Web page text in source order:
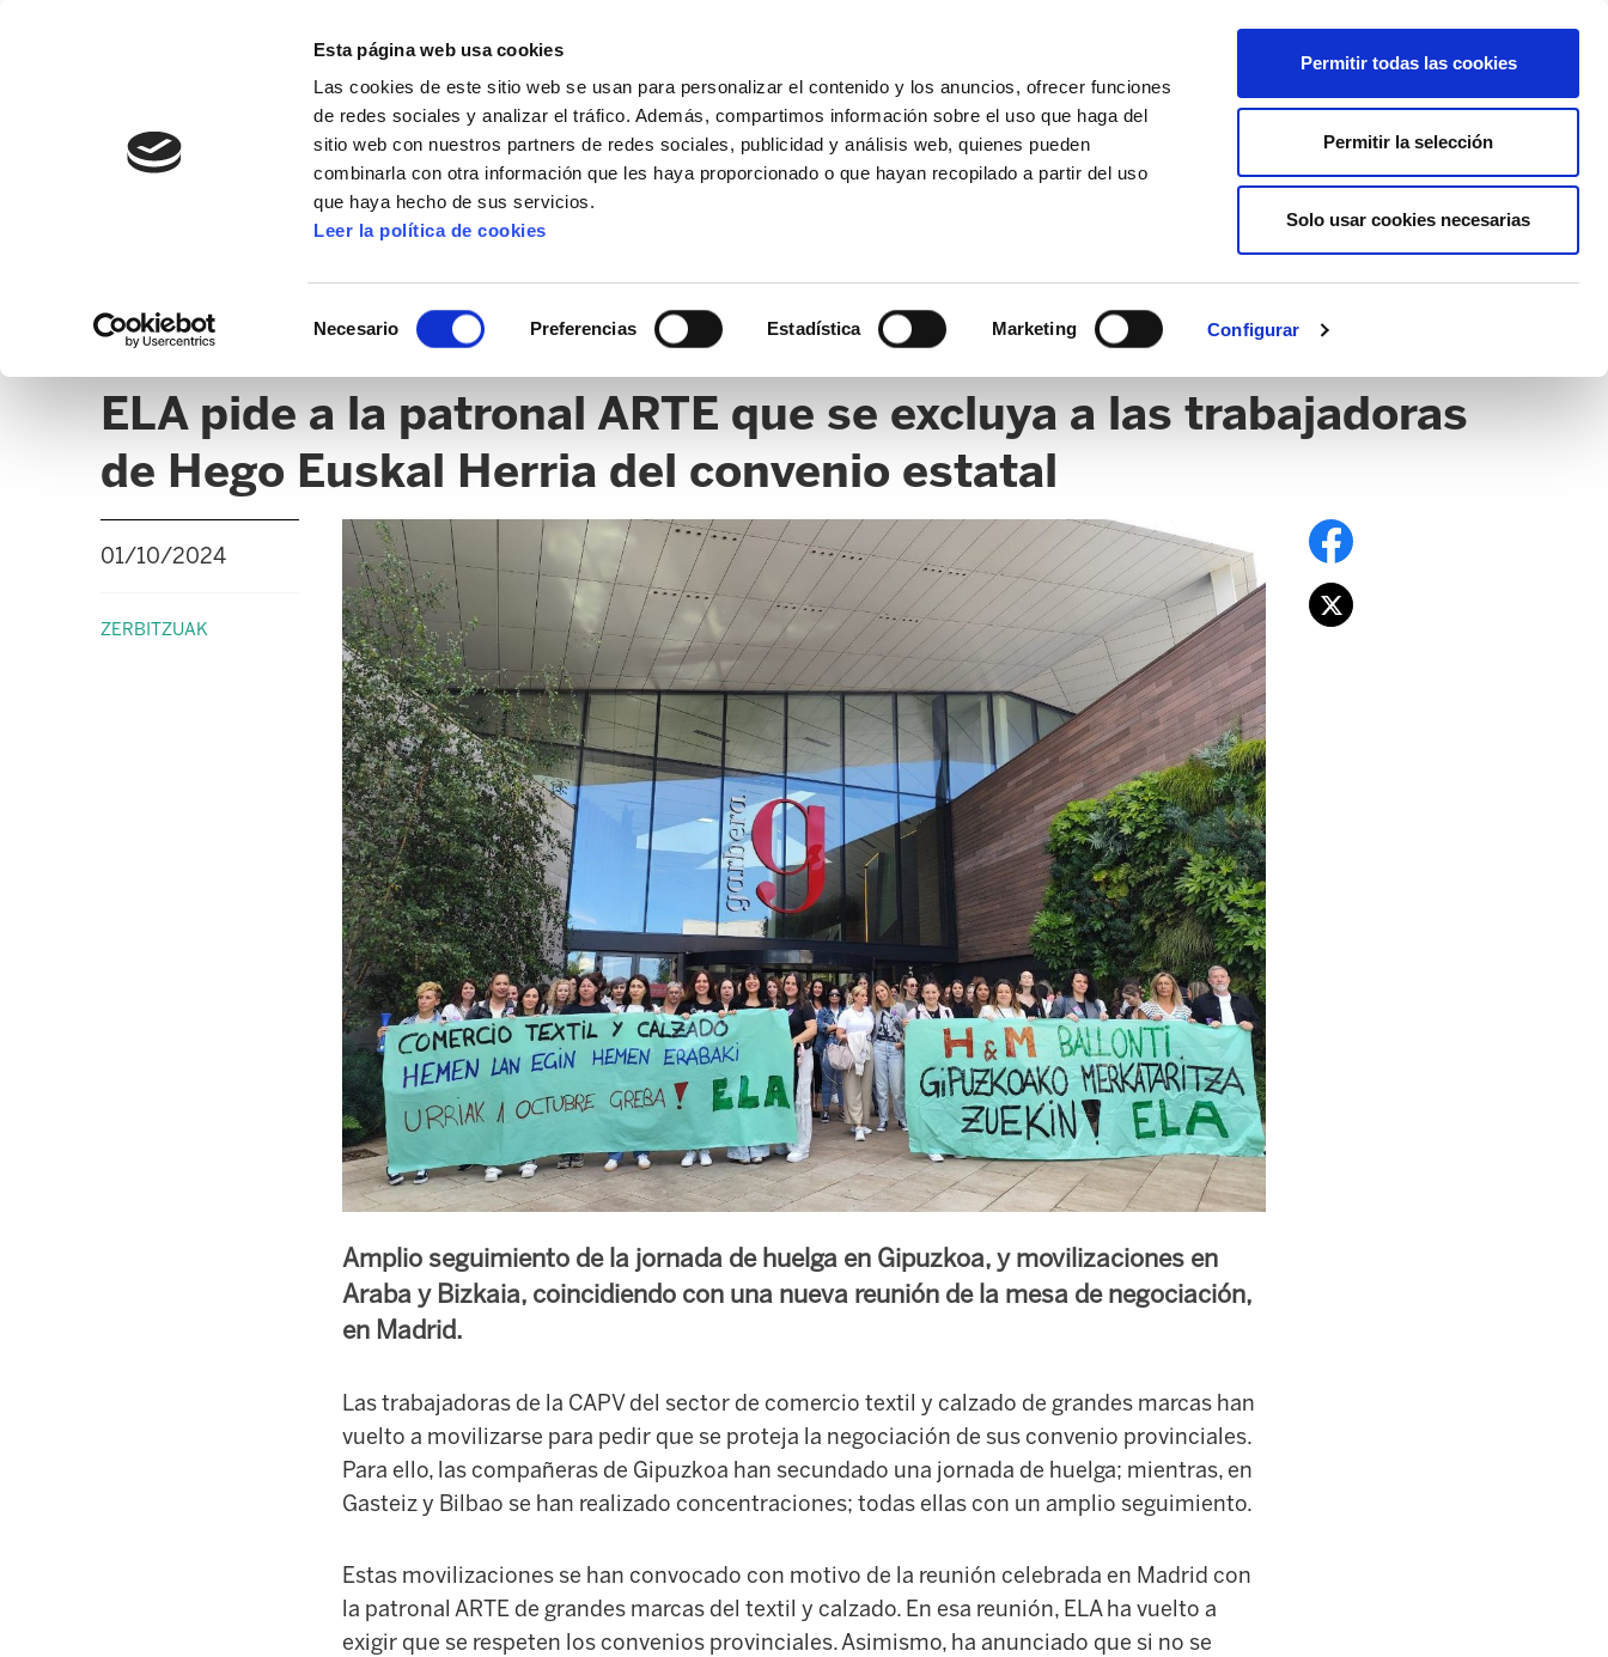
Esta página web usa cookies
Las cookies de este sitio web se usan para personalizar el contenido y los anuncios, ofrecer funciones
de redes sociales y analizar el tráfico. Además, compartimos información sobre el uso que haga del
sitio web con nuestros partners de redes sociales, publicidad y análisis web, quienes pueden
combinarla con otra información que les haya proporcionado o que hayan recopilado a partir del uso
que haya hecho de sus servicios.
Leer la política de cookies
Necesario Preferencias Estadística Marketing Configurar
Permitir todas las cookies
Permitir la selección
Solo usar cookies necesarias
AFÍLIATE
COMERCIO TEXTIL Y CALZADO
ELA pide a la patronal ARTE que se excluya a las trabajadoras
de Hego Euskal Herria del convenio estatal
01/10/2024
ZERBITZUAK
Amplio seguimiento de la jornada de huelga en Gipuzkoa, y movilizaciones en
Araba y Bizkaia, coincidiendo con una nueva reunión de la mesa de negociación,
en Madrid.
Las trabajadoras de la CAPV del sector de comercio textil y calzado de grandes marcas han
vuelto a movilizarse para pedir que se proteja la negociación de sus convenio provinciales.
Para ello, las compañeras de Gipuzkoa han secundado una jornada de huelga; mientras, en
Gasteiz y Bilbao se han realizado concentraciones; todas ellas con un amplio seguimiento.
Estas movilizaciones se han convocado con motivo de la reunión celebrada en Madrid con
la patronal ARTE de grandes marcas del textil y calzado. En esa reunión, ELA ha vuelto a
exigir que se respeten los convenios provinciales. Asimismo, ha anunciado que si no se